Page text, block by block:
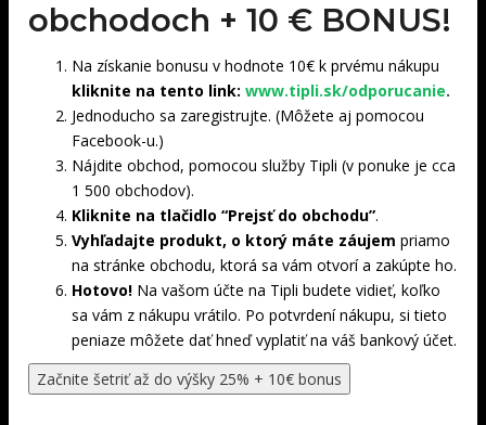
obchodoch + 10 € BONUS!
Na získanie bonusu v hodnote 10€ k prvému nákupu
kliknite na tento link: www.tipli.sk/odporucanie.
Jednoducho sa zaregistrujte. (Môžete aj pomocou
Facebook-u.)
Nájdite obchod, pomocou služby Tipli (v ponuke je cca
1 500 obchodov).
Kliknite na tlačidlo “Prejsť do obchodu”.
Vyhľadajte produkt, o ktorý máte záujem priamo
na stránke obchodu, ktorá sa vám otvorí a zakúpte ho.
Hotovo! Na vašom účte na Tipli budete vidieť, koľko
sa vám z nákupu vrátilo. Po potvrdení nákupu, si tieto
peniaze môžete dať hneď vyplatiť na váš bankový účet.
Začnite šetriť až do výšky 25% + 10€ bonus